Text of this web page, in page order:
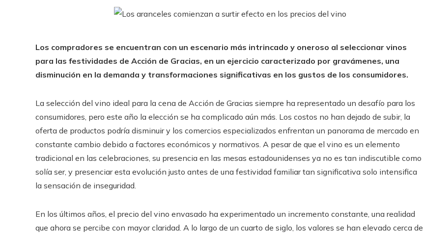
Los compradores se encuentran con un escenario más intrincado y oneroso al seleccionar vinos
para las festividades de Acción de Gracias, en un ejercicio caracterizado por gravámenes, una
disminución en la demanda y transformaciones significativas en los gustos de los consumidores.
La selección del vino ideal para la cena de Acción de Gracias siempre ha representado un desafío para los
consumidores, pero este año la elección se ha complicado aún más. Los costos no han dejado de subir, la
oferta de productos podría disminuir y los comercios especializados enfrentan un panorama de mercado en
constante cambio debido a factores económicos y normativos. A pesar de que el vino es un elemento
tradicional en las celebraciones, su presencia en las mesas estadounidenses ya no es tan indiscutible como
solía ser, y presenciar esta evolución justo antes de una festividad familiar tan significativa solo intensifica
la sensación de inseguridad.
En los últimos años, el precio del vino envasado ha experimentado un incremento constante, una realidad
que ahora se percibe con mayor claridad. A lo largo de un cuarto de siglo, los valores se han elevado cerca de